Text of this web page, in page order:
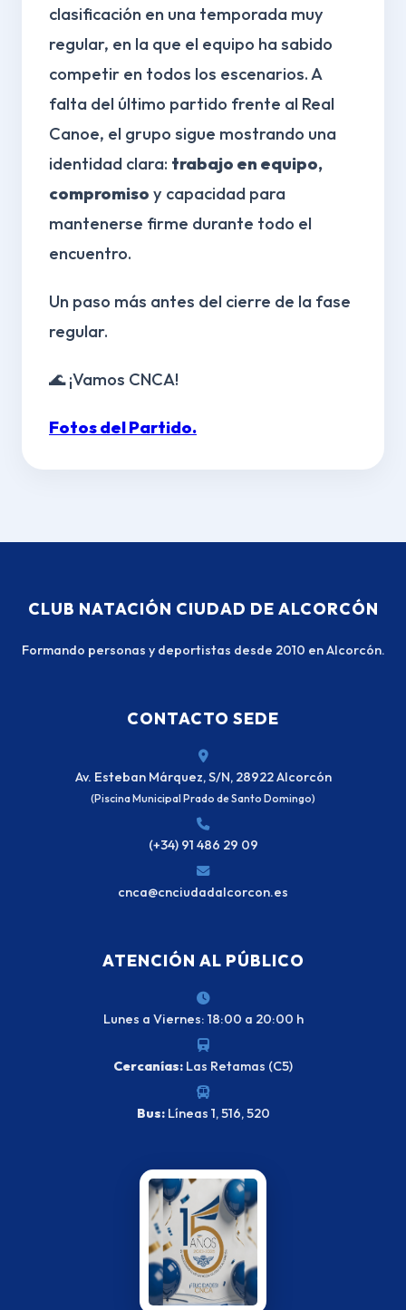
clasificación en una temporada muy
regular, en la que el equipo ha sabido
competir en todos los escenarios. A
falta del último partido frente al Real
Canoe, el grupo sigue mostrando una
identidad clara: trabajo en equipo,
compromiso y capacidad para
mantenerse firme durante todo el
encuentro.
Un paso más antes del cierre de la fase
regular.
🌊 ¡Vamos CNCA!
Fotos del Partido.
CLUB NATACIÓN CIUDAD DE ALCORCÓN
Formando personas y deportistas desde 2010 en Alcorcón.
CONTACTO SEDE
Av. Esteban Márquez, S/N, 28922 Alcorcón
(Piscina Municipal Prado de Santo Domingo)
(+34) 91 486 29 09
cnca@cnciudadalcorcon.es
ATENCIÓN AL PÚBLICO
Lunes a Viernes: 18:00 a 20:00 h
Cercanías: Las Retamas (C5)
Bus:Líneas 1, 516, 520